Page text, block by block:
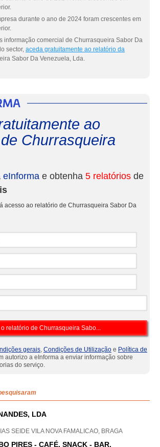
durante o ano de 2024 foram crescentes em
informação comercial de Churrasqueira Sabor Da
sector, aceda gratuitamente ao relatório da
Sabor Da Venezuela, Lda.
ao
Churrasqueira
eInforma e obtenha 5 relatórios de
acesso ao relatório de Churrasqueira Sabor Da
gerais, Condições de Utilização e Política de
autorizo a eInforma a enviar informação sobre
do serviço.
LDA
SEIDE VILA NOVA FAMALICAO, BRAGA
PIRES - CAFÉ, SNACK - BAR,